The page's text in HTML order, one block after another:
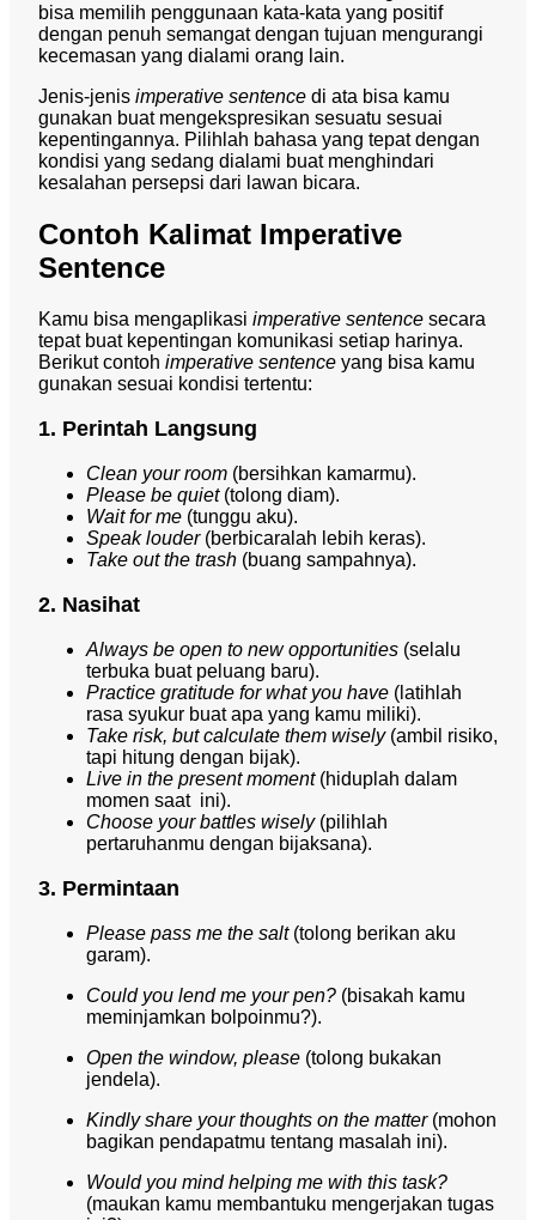
bisa memilih penggunaan kata-kata yang positif
dengan penuh semangat dengan tujuan mengurangi
kecemasan yang dialami orang lain.
Jenis-jenis imperative sentence di ata bisa kamu
gunakan buat mengekspresikan sesuatu sesuai
kepentingannya. Pilihlah bahasa yang tepat dengan
kondisi yang sedang dialami buat menghindari
kesalahan persepsi dari lawan bicara.
Contoh Kalimat Imperative
Sentence
Kamu bisa mengaplikasi imperative sentence secara
tepat buat kepentingan komunikasi setiap harinya.
Berikut contoh imperative sentence yang bisa kamu
gunakan sesuai kondisi tertentu:
1. Perintah Langsung
Clean your room (bersihkan kamarmu).
Please be quiet(tolong diam).
Wait for me (tunggu aku).
Speak louder(berbicaralah lebih keras).
Take out the trash (buang sampahnya).
2. Nasihat
Always be open to new opportunities (selalu
terbuka buat peluang baru).
Practice gratitude for what you have (latihlah
rasa syukur buat apa yang kamu miliki).
Take risk, but calculate them wisely(ambil risiko,
tapi hitung dengan bijak).
Live in the present moment(hiduplah dalam
momen saat ini).
Choose your battles wisely(pilihlah
pertaruhanmu dengan bijaksana).
3. Permintaan
Please pass me the salt (tolong berikan aku
garam).
Could you lend me your pen? (bisakah kamu
meminjamkan bolpoinmu?).
Open the window, please (tolong bukakan
jendela).
Kindly share your thoughts on the matter (mohon
bagikan pendapatmu tentang masalah ini).
Would you mind helping me with this task?
(maukan kamu membantuku mengerjakan tugas